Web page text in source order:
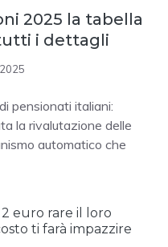
2025 la tabella
i dettagli
pensionati italiani:
la rivalutazione delle
automatico che
euro rare il loro
ti farà impazzire